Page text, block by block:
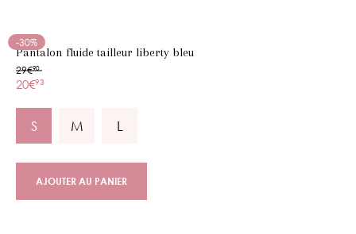
-30%
Pantalon fluide tailleur liberty bleu
29€90
20€93
S M L
AJOUTER AU PANIER